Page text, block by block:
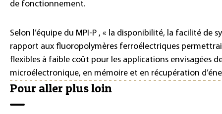
de fonctionnement.
Selon l’équipe du MPI-P , « la disponibilité, la facilité de
rapport aux fluoropolymères ferroélectriques
flexibles à faible coût pour les applications envisagées
microélectronique, en mémoire et en récupération
Pour aller plus loin